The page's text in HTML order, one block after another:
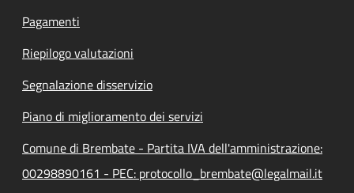
Pagamenti
Riepilogo valutazioni
Segnalazione disservizio
Piano di miglioramento dei servizi
Comune di Brembate - Partita IVA dell'amministrazione:
00298890161 - PEC: protocollo_brembate@legalmail.it